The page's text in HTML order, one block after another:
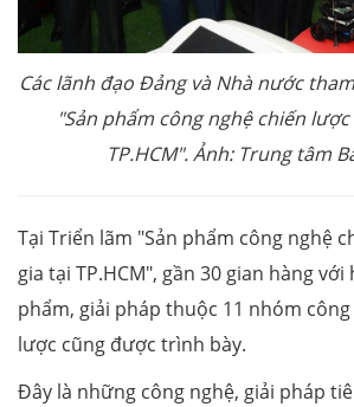
Các lãnh đạo Đảng và Nhà nước
"Sản phẩm công nghệ chiến
TP.HCM". Ảnh: Trung tâm
Tại Triển lãm "Sản phẩm công nghệ
gia tại TP.HCM", gần 30 gian hàng với
phẩm, giải pháp thuộc 11 nhóm
lược cũng được trình bày.
Đây là những công nghệ, giải pháp